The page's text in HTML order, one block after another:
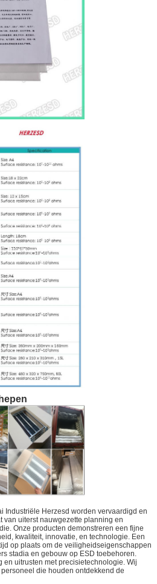
Industriële Herzesd worden vervaardigd en
van uiterst nauwgezette planning en
Onze producten demonstreren een fijne
kwaliteit, innovatie, en technologie. Een
op plaats om de veiligheidseigenschappen
stadia en gebouw op ESD toebehoren.
uitrusten met precisietechnologie. Wij
die houden ontdekkend de